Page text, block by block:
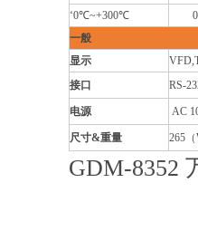
‘0℃~+300℃
一般
显示
接口
RS-
电源 AC
尺寸&重量 265
GDM-8352